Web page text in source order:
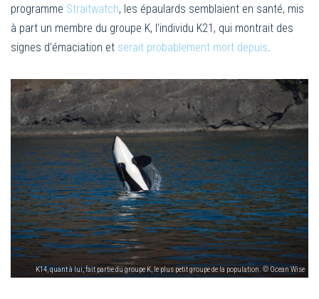
programme Straitwatch, les épaulards semblaient en santé, mis
à part un membre du groupe K, l’individu K21, qui montrait des
signes d’émaciation et serait probablement mort depuis.
K14, quant à lui, fait partie du groupe K, le plus petit groupe de la population. © Ocean Wise